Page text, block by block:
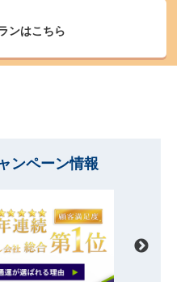
ンはこちら
ンペーン情報